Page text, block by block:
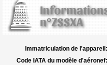
n°ZSSXA
Immatriculation de l'appareil:
Code IATA du modèle d'aéronef: